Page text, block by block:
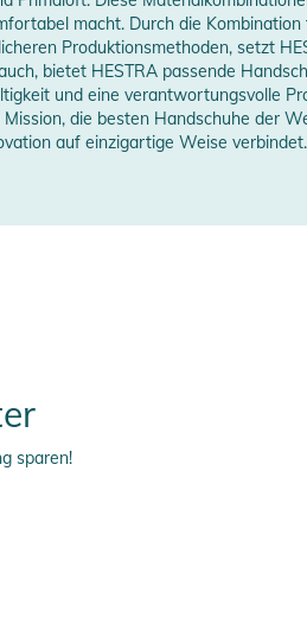
macht. Durch die
Produktionsmethoden, setzt
bietet HESTRA passende
und eine verantwortungsvolle
die besten Handschuhe der
auf einzigartige Weise verbindet.
sparen!